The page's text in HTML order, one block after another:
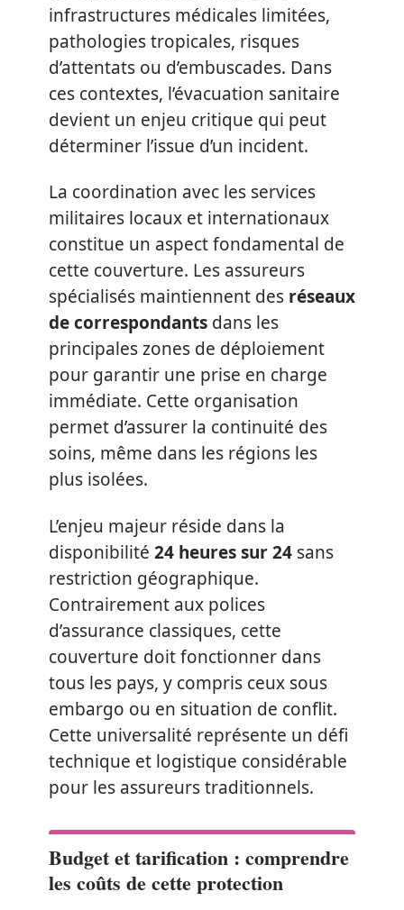
infrastructures médicales limitées,
pathologies tropicales, risques
d’attentats ou d’embuscades. Dans
ces contextes, l’évacuation sanitaire
devient un enjeu critique qui peut
déterminer l’issue d’un incident.
La coordination avec les services
militaires locaux et internationaux
constitue un aspect fondamental de
cette couverture. Les assureurs
spécialisés maintiennent des réseaux
de correspondants dans les
principales zones de déploiement
pour garantir une prise en charge
immédiate. Cette organisation
permet d’assurer la continuité des
soins, même dans les régions les
plus isolées.
L’enjeu majeur réside dans la
disponibilité 24 heures sur 24 sans
restriction géographique.
Contrairement aux polices
d’assurance classiques, cette
couverture doit fonctionner dans
tous les pays, y compris ceux sous
embargo ou en situation de conflit.
Cette universalité représente un défi
technique et logistique considérable
pour les assureurs traditionnels.
Budget et tarification : comprendre
les coûts de cette protection